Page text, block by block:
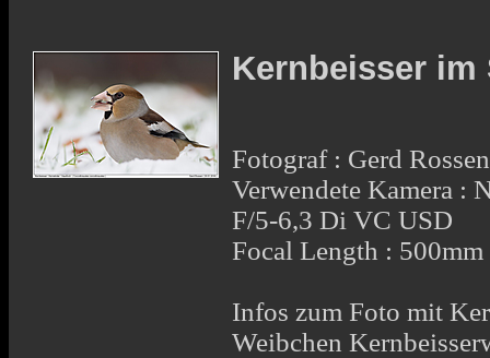
Kernbeisser im
Fotograf : Gerd Rossen
Verwendete Kamera :
F/5-6,3 Di VC USD
Focal Length : 500mm
Infos zum Foto mit
Weibchen